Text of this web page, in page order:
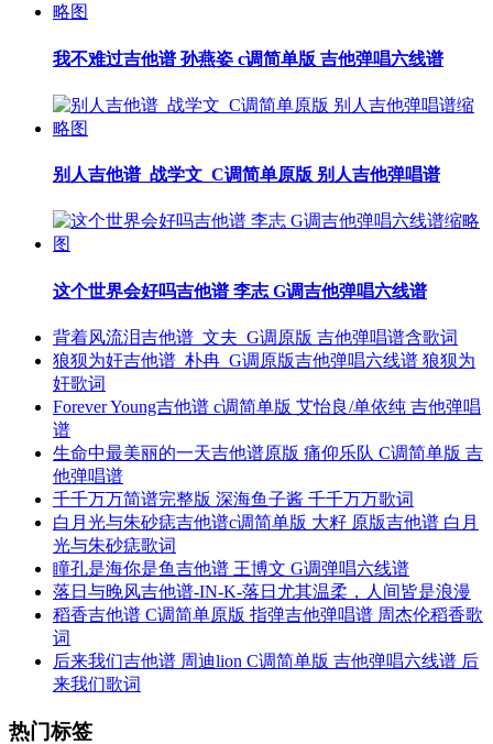
我不难过吉他谱 孙燕姿 c调简单版 吉他弹唱六线谱
别人吉他谱_战学文_C调简单原版 别人吉他弹唱谱
这个世界会好吗吉他谱 李志 G调吉他弹唱六线谱
背着风流泪吉他谱_文夫_G调原版 吉他弹唱谱含歌词
狼狈为奸吉他谱_朴冉_G调原版吉他弹唱六线谱 狼狈为
奸歌词
Forever Young吉他谱 c调简单版 艾怡良/单依纯 吉他弹唱
谱
生命中最美丽的一天吉他谱原版 痛仰乐队 C调简单版 吉
他弹唱谱
千千万万简谱完整版 深海鱼子酱 千千万万歌词
白月光与朱砂痣吉他谱c调简单版 大籽 原版吉他谱 白月
光与朱砂痣歌词
瞳孔是海你是鱼吉他谱 王博文 G调弹唱六线谱
落日与晚风吉他谱-IN-K-落日尤其温柔，人间皆是浪漫
稻香吉他谱 C调简单原版 指弹吉他弹唱谱 周杰伦稻香歌
词
后来我们吉他谱 周迪lion C调简单版 吉他弹唱六线谱 后
来我们歌词
热门标签